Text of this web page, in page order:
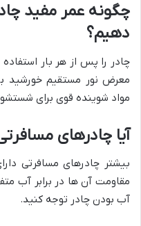
چگونه عمر مفید
دهیم؟
چادر را پس از هر بار
معرض نور مستقیم خورشید
مواد شوینده قوی برای شستشو
آیا چادرهای
بیشتر چادرهای مسافرتی
مقاومت آن ها در برابر آب
آب بودن چادر توجه کنید.